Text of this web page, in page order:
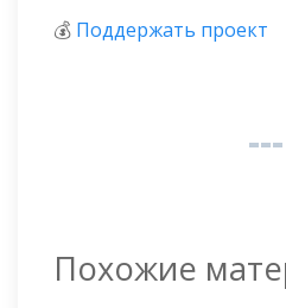
💰 Поддержать проект
Похожие